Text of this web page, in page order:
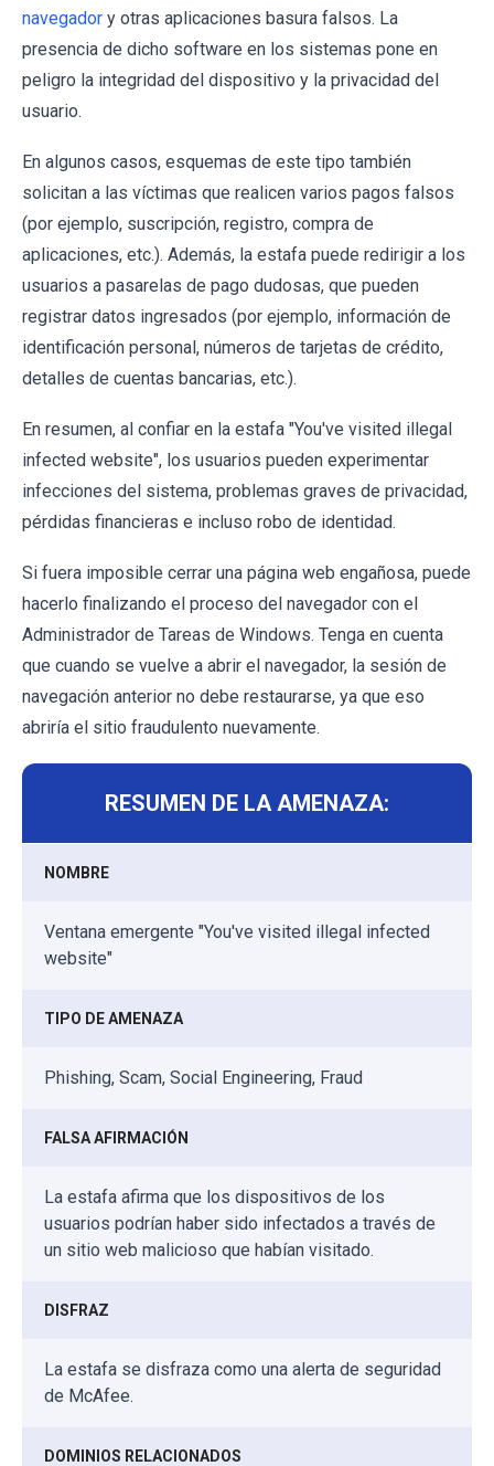
navegador y otras aplicaciones basura falsos. La
presencia de dicho software en los sistemas pone en
peligro la integridad del dispositivo y la privacidad del
usuario.
En algunos casos, esquemas de este tipo también
solicitan a las víctimas que realicen varios pagos falsos
(por ejemplo, suscripción, registro, compra de
aplicaciones, etc.). Además, la estafa puede redirigir a los
usuarios a pasarelas de pago dudosas, que pueden
registrar datos ingresados ​​(por ejemplo, información de
identificación personal, números de tarjetas de crédito,
detalles de cuentas bancarias, etc.).
En resumen, al confiar en la estafa "You've visited illegal
infected website", los usuarios pueden experimentar
infecciones del sistema, problemas graves de privacidad,
pérdidas financieras e incluso robo de identidad.
Si fuera imposible cerrar una página web engañosa, puede
hacerlo finalizando el proceso del navegador con el
Administrador de Tareas de Windows. Tenga en cuenta
que cuando se vuelve a abrir el navegador, la sesión de
navegación anterior no debe restaurarse, ya que eso
abriría el sitio fraudulento nuevamente.
RESUMEN DE LA AMENAZA:
NOMBRE
Ventana emergente "You've visited illegal infected
website"
TIPO DE AMENAZA
Phishing, Scam, Social Engineering, Fraud
FALSA AFIRMACIÓN
La estafa afirma que los dispositivos de los
usuarios podrían haber sido infectados a través de
un sitio web malicioso que habían visitado.
DISFRAZ
La estafa se disfraza como una alerta de seguridad
de McAfee.
DOMINIOS RELACIONADOS